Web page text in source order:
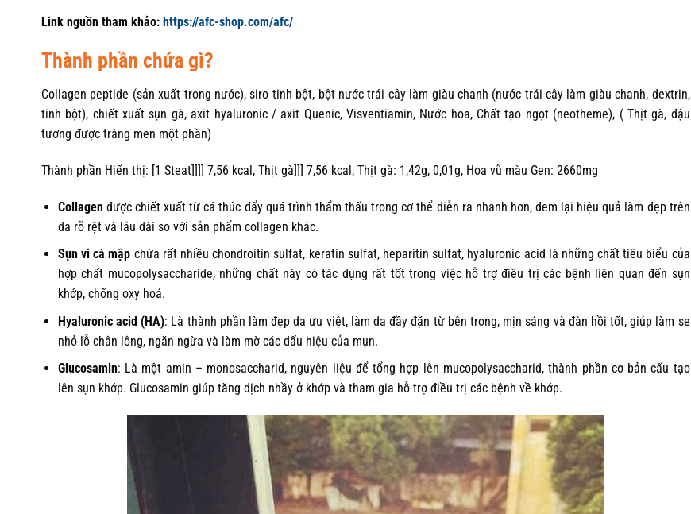
Link nguồn tham khảo: https://afc-shop.com/afc/
Thành phần chứa gì?
Collagen peptide (sản xuất trong nước), siro tinh bột, bột nước trái cây làm giàu chanh (nước trái cây làm giàu chanh, dextrin,
tinh bột), chiết xuất sụn gà, axit hyaluronic / axit Quenic, Visventiamin, Nước hoa, Chất tạo ngọt (neotheme), ( Thịt gà, đậu
tương được tráng men một phần)
Thành phần Hiển thị: [1 Steat]]]] 7,56 kcal, Thịt gà]]] 7,56 kcal, Thịt gà: 1,42g, 0,01g, Hoa vũ màu Gen: 2660mg
Collagen được chiết xuất từ cá thúc đẩy quá trình thẩm thấu trong cơ thể diễn ra nhanh hơn, đem lại hiệu quả làm đẹp trên
da rõ rệt và lâu dài so với sản phẩm collagen khác.
Sụn vi cá mập chứa rất nhiều chondroitin sulfat, keratin sulfat, heparitin sulfat, hyaluronic acid là những chất tiêu biểu của
hợp chất mucopolysaccharide, những chất này có tác dụng rất tốt trong việc hỗ trợ điều trị các bệnh liên quan đến sụn
khớp, chống oxy hoá.
Hyaluronic acid (HA): Là thành phần làm đẹp da ưu việt, làm da đầy đặn từ bên trong, mịn sáng và đàn hồi tốt, giúp làm se
nhỏ lỗ chân lông, ngăn ngừa và làm mờ các dấu hiệu của mụn.
Glucosamin: Là một amin – monosaccharid, nguyên liệu để tổng hợp lên mucopolysaccharid, thành phần cơ bản cấu tạo
lên sụn khớp. Glucosamin giúp tăng dịch nhầy ở khớp và tham gia hỗ trợ điều trị các bệnh về khớp.